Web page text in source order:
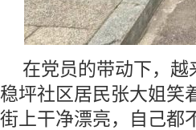
在党员的带动下，越
稳坪社区居民张大姐笑
街上干净漂亮，自己都